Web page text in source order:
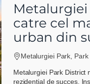
catre cel
urban din
Metalurgiei Park,
Metalurgiei Park District
rezidential de succes.